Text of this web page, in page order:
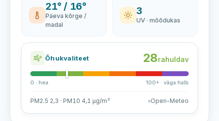
21° / 16°
Päeva kõrge /
madal
3
UV · mõõdukas
Õhukvaliteet 28rahuldav
0 · hea 100+ · väga halb
PM2.5 2,3 · PM10 4,1 µg/m³ Open-Meteo